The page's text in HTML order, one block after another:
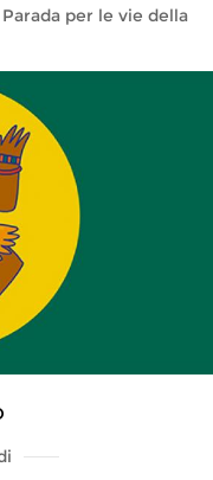
per le vie della